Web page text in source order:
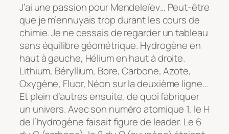
J’ai une passion pour Mendeleïev… Peut-être
que je m’ennuyais trop durant les cours de
chimie. Je ne cessais de regarder un tableau
sans équilibre géométrique. Hydrogène en
haut à gauche, Hélium en haut à droite.
Lithium, Béryllium, Bore, Carbone, Azote,
Oxygène, Fluor, Néon sur la deuxième ligne…
Et plein d’autres ensuite, de quoi fabriquer
un univers. Avec son numéro atomique 1, le H
de l’hydrogène faisait figure de leader. Le 6